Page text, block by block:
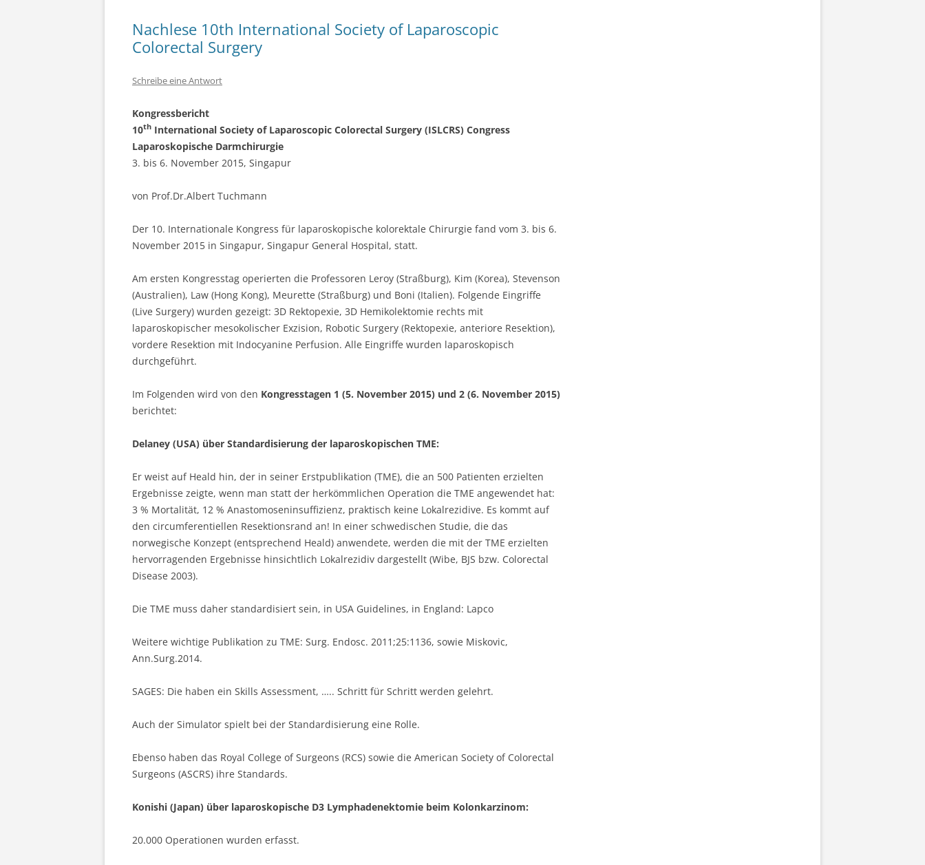
Nachlese 10th International Society of Laparoscopic
Colorectal Surgery
Schreibe eine Antwort
Kongressbericht
10th International Society of Laparoscopic Colorectal Surgery (ISLCRS) Congress
Laparoskopische Darmchirurgie
3. bis 6. November 2015, Singapur
von Prof.Dr.Albert Tuchmann
Der 10. Internationale Kongress für laparoskopische kolorektale Chirurgie fand vom 3. bis 6.
November 2015 in Singapur, Singapur General Hospital, statt.
Am ersten Kongresstag operierten die Professoren Leroy (Straßburg), Kim (Korea), Stevenson
(Australien), Law (Hong Kong), Meurette (Straßburg) und Boni (Italien). Folgende Eingriffe
(Live Surgery) wurden gezeigt: 3D Rektopexie, 3D Hemikolektomie rechts mit
laparoskopischer mesokolischer Exzision, Robotic Surgery (Rektopexie, anteriore Resektion),
vordere Resektion mit Indocyanine Perfusion. Alle Eingriffe wurden laparoskopisch
durchgeführt.
Im Folgenden wird von den Kongresstagen 1 (5. November 2015) und 2 (6. November 2015)
berichtet:
Delaney (USA) über Standardisierung der laparoskopischen TME:
Er weist auf Heald hin, der in seiner Erstpublikation (TME), die an 500 Patienten erzielten
Ergebnisse zeigte, wenn man statt der herkömmlichen Operation die TME angewendet hat:
3 % Mortalität, 12 % Anastomoseninsuffizienz, praktisch keine Lokalrezidive. Es kommt auf
den circumferentiellen Resektionsrand an! In einer schwedischen Studie, die das
norwegische Konzept (entsprechend Heald) anwendete, werden die mit der TME erzielten
hervorragenden Ergebnisse hinsichtlich Lokalrezidiv dargestellt (Wibe, BJS bzw. Colorectal
Disease 2003).
Die TME muss daher standardisiert sein, in USA Guidelines, in England: Lapco
Weitere wichtige Publikation zu TME: Surg. Endosc. 2011;25:1136, sowie Miskovic,
Ann.Surg.2014.
SAGES: Die haben ein Skills Assessment, ….. Schritt für Schritt werden gelehrt.
Auch der Simulator spielt bei der Standardisierung eine Rolle.
Ebenso haben das Royal College of Surgeons (RCS) sowie die American Society of Colorectal
Surgeons (ASCRS) ihre Standards.
Konishi (Japan) über laparoskopische D3 Lymphadenektomie beim Kolonkarzinom:
20.000 Operationen wurden erfasst.